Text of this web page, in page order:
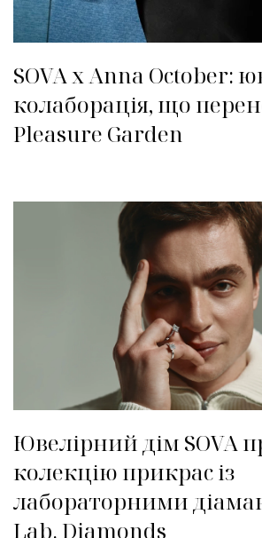
SOVA x Anna October:
колаборація, що
Pleasure Garden
Ювелірний дім SOVA
колекцію прикрас із
лабораторними
Lab. Diamonds